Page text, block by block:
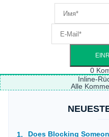
0
Inline-
Alle
Does Blocking